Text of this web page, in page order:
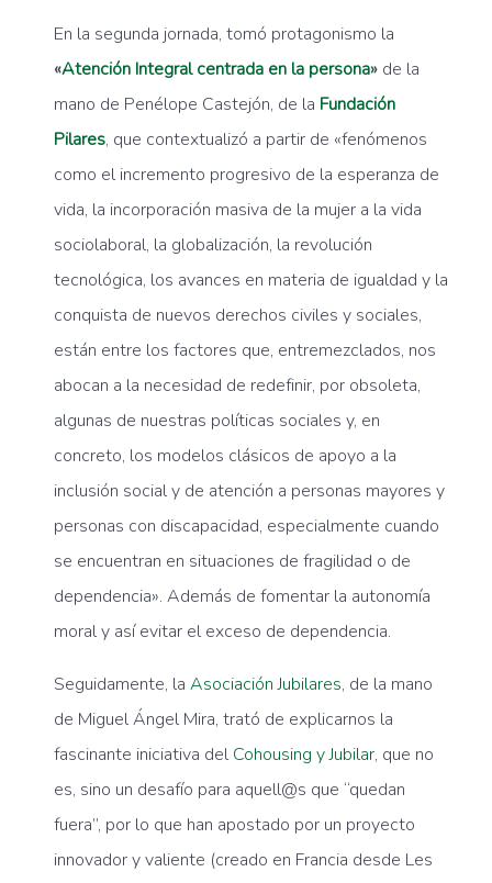
En la segunda jornada, tomó protagonismo la
«Atención Integral centrada en la persona» de la
mano de Penélope Castejón, de la Fundación
Pilares, que contextualizó a partir de «fenómenos
como el incremento progresivo de la esperanza de
vida, la incorporación masiva de la mujer a la vida
sociolaboral, la globalización, la revolución
tecnológica, los avances en materia de igualdad y la
conquista de nuevos derechos civiles y sociales,
están entre los factores que, entremezclados, nos
abocan a la necesidad de redefinir, por obsoleta,
algunas de nuestras políticas sociales y, en
concreto, los modelos clásicos de apoyo a la
inclusión social y de atención a personas mayores y
personas con discapacidad, especialmente cuando
se encuentran en situaciones de fragilidad o de
dependencia». Además de fomentar la autonomía
moral y así evitar el exceso de dependencia.
Seguidamente, la Asociación Jubilares, de la mano
de Miguel Ángel Mira, trató de explicarnos la
fascinante iniciativa del Cohousing y Jubilar, que no
es, sino un desafío para aquell@s que “quedan
fuera”, por lo que han apostado por un proyecto
innovador y valiente (creado en Francia desde Les